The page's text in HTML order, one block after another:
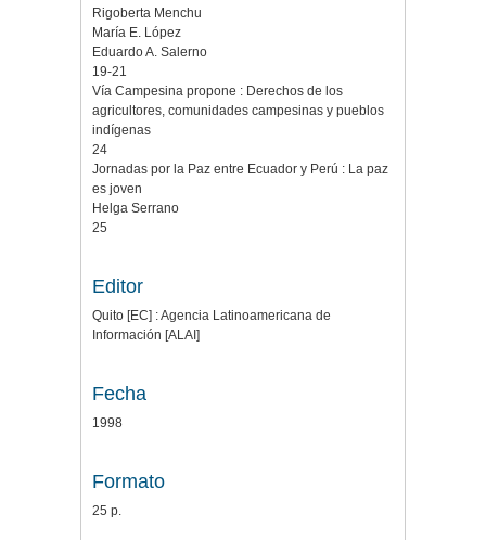
Rigoberta Menchu
María E. López
Eduardo A. Salerno
19-21
Vía Campesina propone : Derechos de los
agricultores, comunidades campesinas y pueblos
indígenas
24
Jornadas por la Paz entre Ecuador y Perú : La paz
es joven
Helga Serrano
25
Editor
Quito [EC] : Agencia Latinoamericana de
Información [ALAI]
Fecha
1998
Formato
25 p.